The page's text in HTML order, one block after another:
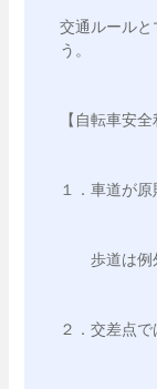
交通ルールと
う。
【自転車安全
１．車道が
歩道は例
２．交差点